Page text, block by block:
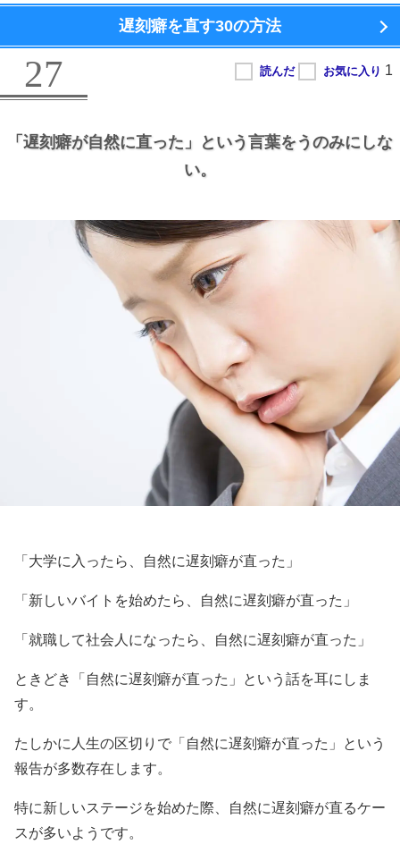
遅刻癖を直す30の方法
27
「遅刻癖が自然に直った」という言葉をうのみにしな
い。
「大学に入ったら、自然に遅刻癖が直った」
「新しいバイトを始めたら、自然に遅刻癖が直った」
「就職して社会人になったら、自然に遅刻癖が直った」
ときどき「自然に遅刻癖が直った」という話を耳にしま
す。
たしかに人生の区切りで「自然に遅刻癖が直った」という
報告が多数存在します。
特に新しいステージを始めた際、自然に遅刻癖が直るケー
スが多いようです。